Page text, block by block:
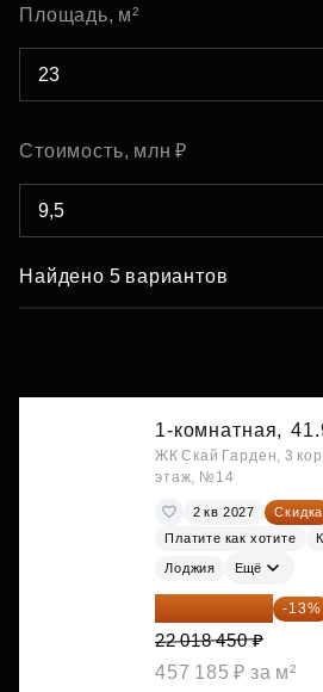
Площадь, м²
Стоимость, млн ₽
Найдено 5 вариантов
1-комнатная,
ЖК Скай Гарден, 3
этаж, №14
2 кв 2027 Скидка
Платите как хотите
Лоджия Ещё
19 156 052 ₽ -13%
22 018 450 ₽
457 185 ₽ за м²